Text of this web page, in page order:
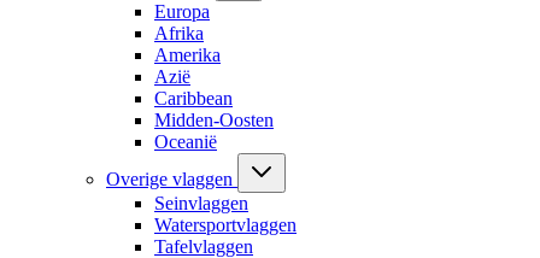
Europa
Afrika
Amerika
Azië
Caribbean
Midden-Oosten
Oceanië
Overige vlaggen
Seinvlaggen
Watersportvlaggen
Tafelvlaggen